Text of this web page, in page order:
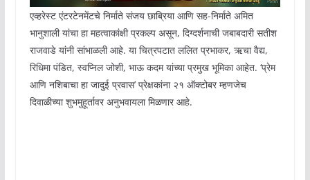
एव्हरेस्ट एंटरटेनमेंटचे निर्माते संजय छाब्रिया आणि सह-निर्माते अमित
भानुशाली यांचा हा महत्वाकांक्षी प्रकल्प असून, दिग्दर्शनाची जबाबदारी सतीश
राजवाडे यांनी सांभाळली आहे. या चित्रपटात ललित प्रभाकर, ऋचा वैद्य,
रिधिमा पंडित, स्वप्निल जोशी, भाऊ कदम यांच्या प्रमुख भूमिका आहेत. ‘प्रेम
आणि नशिबाचा हा जादुई प्रवास’ प्रेक्षकांना २१ ऑक्टोबर म्हणजेच
दिवाळीच्या शुभमुहूर्तावर अनुभवायला मिळणार आहे.